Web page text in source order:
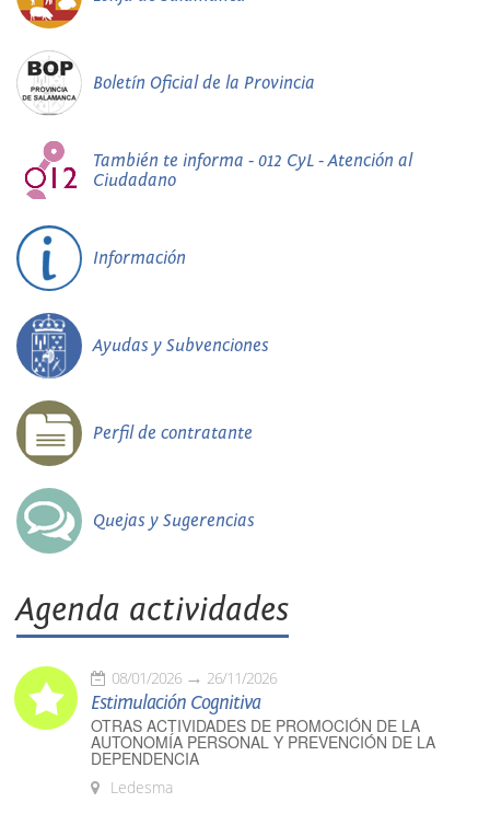
Boletín Oficial de la Provincia
También te informa - 012 CyL - Atención al
Ciudadano
Información
Ayudas y Subvenciones
Perfil de contratante
Quejas y Sugerencias
Agenda actividades
08/01/2026 26/11/2026
Estimulación Cognitiva
OTRAS ACTIVIDADES DE PROMOCIÓN DE LA
AUTONOMÍA PERSONAL Y PREVENCIÓN DE LA
DEPENDENCIA
Ledesma